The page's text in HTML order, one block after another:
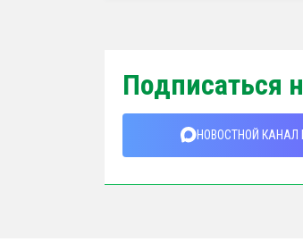
Подписаться
НОВОСТНОЙ КАНАЛ